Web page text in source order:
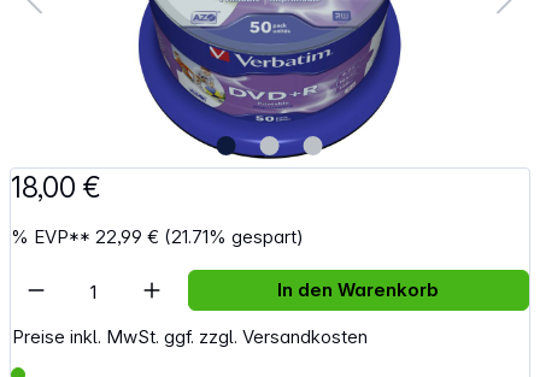
18,00 €
% EVP**22,99 € (21.71% gespart)
Preise inkl. MwSt. ggf. zzgl. Versandkosten
Artikel Anzahl: Gib den gewünschten
In den Warenkorb